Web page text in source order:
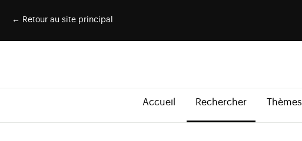
← Retour au site principal
Accueil Rechercher Thèmes